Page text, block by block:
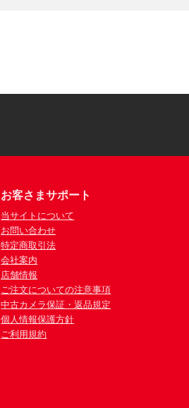
お客さまサポート
当サイトについて
お問い合わせ
特定商取引法
会社案内
店舗情報
ご注文についての注意事項
中古カメラ保証・返品規定
個人情報保護方針
ご利用規約